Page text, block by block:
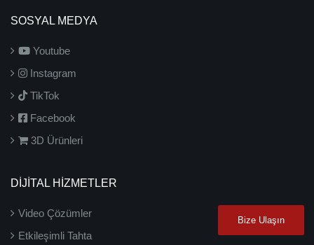
SOSYAL MEDYA
Youtube
Instagram
TikTok
Facebook
3D Ürünleri
DİJİTAL HİZMETLER
Video Çözümler
Etkileşimli Tahta
Bize Ulaşın